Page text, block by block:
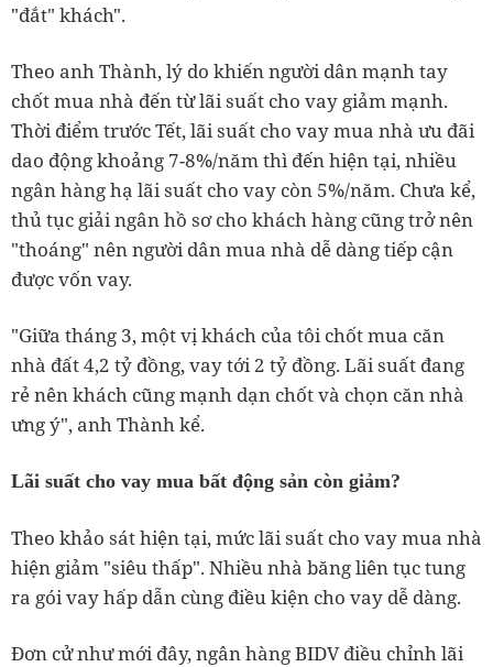
"đắt" khách".
Theo anh Thành, lý do khiến người dân mạnh tay
chốt mua nhà đến từ lãi suất cho vay giảm mạnh.
Thời điểm trước Tết, lãi suất cho vay mua nhà ưu đãi
dao động khoảng 7-8%/năm thì đến hiện tại, nhiều
ngân hàng hạ lãi suất cho vay còn 5%/năm. Chưa kể,
thủ tục giải ngân hồ sơ cho khách hàng cũng trở nên
"thoáng" nên người dân mua nhà dễ dàng tiếp cận
được vốn vay.
"Giữa tháng 3, một vị khách của tôi chốt mua căn
nhà đất 4,2 tỷ đồng, vay tới 2 tỷ đồng. Lãi suất đang
rẻ nên khách cũng mạnh dạn chốt và chọn căn nhà
ưng ý", anh Thành kể.
Lãi suất cho vay mua bất động sản còn giảm?
Theo khảo sát hiện tại, mức lãi suất cho vay mua nhà
hiện giảm "siêu thấp". Nhiều nhà băng liên tục tung
ra gói vay hấp dẫn cùng điều kiện cho vay dễ dàng.
Đơn cử như mới đây, ngân hàng BIDV điều chỉnh lãi